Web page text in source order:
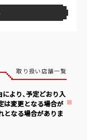
取り扱い店舗一覧
により、予定どおり入
は変更となる場合が
となる場合がありま